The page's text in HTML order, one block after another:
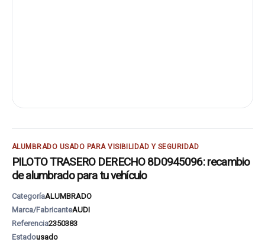
ALUMBRADO USADO PARA VISIBILIDAD Y SEGURIDAD
PILOTO TRASERO DERECHO 8D0945096: recambio
de alumbrado para tu vehículo
CategoríaALUMBRADO
Marca/FabricanteAUDI
Referencia2350383
Estadousado